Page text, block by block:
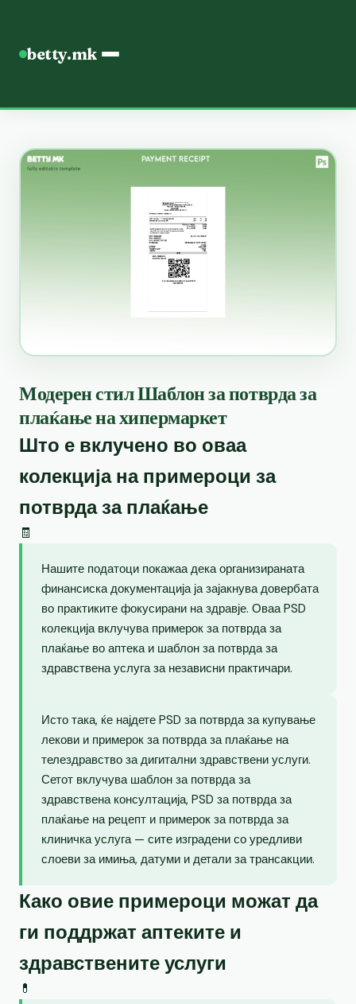
betty.mk
Модерен стил Шаблон за потврда за
плаќање на хипермаркет
Што е вклучено во оваа
колекција на примероци за
потврда за плаќање
🧾
Нашите податоци покажаа дека организираната
финансиска документација ја зајакнува довербата
во практиките фокусирани на здравје. Оваа PSD
колекција вклучува примерок за потврда за
плаќање во аптека и шаблон за потврда за
здравствена услуга за независни практичари.
Исто така, ќе најдете PSD за потврда за купување
лекови и примерок за потврда за плаќање на
телездравство за дигитални здравствени услуги.
Сетот вклучува шаблон за потврда за
здравствена консултација, PSD за потврда за
плаќање на рецепт и примерок за потврда за
клиничка услуга — сите изградени со уредливи
слоеви за имиња, датуми и детали за трансакции.
Како овие примероци можат да
ги поддржат аптеките и
здравствените услуги
💊